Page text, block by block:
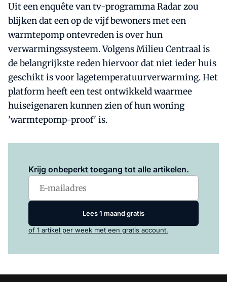
Uit een enquête van tv-programma Radar zou
blijken dat een op de vijf bewoners met een
warmtepomp ontevreden is over hun
verwarmingssysteem. Volgens Milieu Centraal is
de belangrijkste reden hiervoor dat niet ieder huis
geschikt is voor lagetemperatuurverwarming. Het
platform heeft een test ontwikkeld waarmee
huiseigenaren kunnen zien of hun woning
'warmtepomp-proof' is.
Krijg onbeperkt toegang tot alle artikelen.
Lees 1 maand gratis
of 1 artikel per week met een gratis account.